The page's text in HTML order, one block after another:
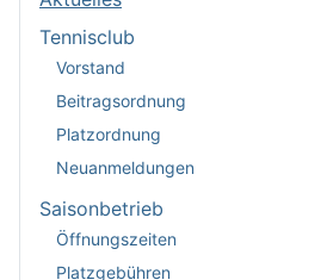
Tennisclub
Vorstand
Beitragsordnung
Platzordnung
Neuanmeldungen
Saisonbetrieb
Öffnungszeiten
Platzgebühren